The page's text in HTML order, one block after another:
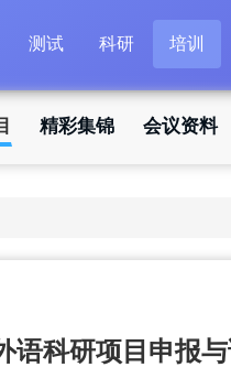
测试 科研 培训
精彩集锦 会议资料
语科研项目申报